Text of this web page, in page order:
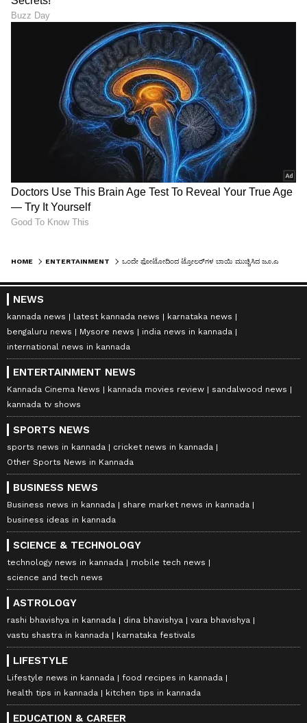
HOME ENTERTAINMENT
NEWS
kannada news latest kannada news
karnataka news
bengaluru news
Mysore news
india news in kannada
international news in kannada
ENTERTAINMENT NEWS
Kannada Cinema News kannada movies review
sandalwood news
kannada tv shows
SPORTS NEWS
sports news in kannada
cricket news in kannada
Other Sports News in Kannada
BUSINESS NEWS
Business news in kannada
share market news in kannada
business ideas in kannada
SCIENCE & TECHNOLOGY
technology news in kannada
mobile tech news
science and tech news
ASTROLOGY
rashi bhavishya in kannada dina bhavishya
vara bhavishya
vastu shastra in kannada
karnataka festivals
LIFESTYLE
Lifestyle news in kannada
food recipes in kannada
health tips in kannada
kitchen tips in kannada
EDUCATION & CAREER